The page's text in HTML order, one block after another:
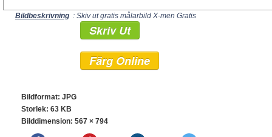
Bildbeskrivning : Skiv ut gratis målarbild X-men Gratis
Skriv Ut
Färg Online
Bildformat: JPG
Storlek: 63 KB
Bilddimension: 567 × 794